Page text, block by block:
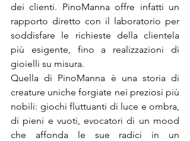
dei clienti. PinoManna offre infatti un
rapporto diretto con il laboratorio per
soddisfare le richieste della clientela
più esigente, fino a realizzazioni di
gioielli su misura.
Quella di PinoManna è una storia di
creature uniche forgiate nei preziosi più
nobili: giochi fluttuanti di luce e ombra,
di pieni e vuoti, evocatori di un mood
che affonda le sue radici in un